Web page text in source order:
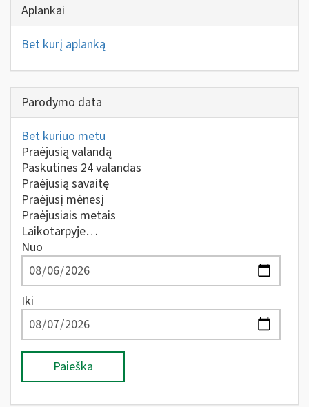
Aplankai
Bet kurį aplanką
Parodymo data
Bet kuriuo metu
Praėjusią valandą
Paskutines 24 valandas
Praėjusią savaitę
Praėjusį mėnesį
Praėjusiais metais
Laikotarpyje…
Nuo
Iki
Paieška